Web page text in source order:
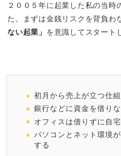
２００５年に起業した私の当時
た。まずは金銭リスクを背負わ
ない起業」
を意識してスタート
初月から売上が立つ仕
銀行などに資金を借り
オフィスは借りずに自
パソコンとネット環境
する